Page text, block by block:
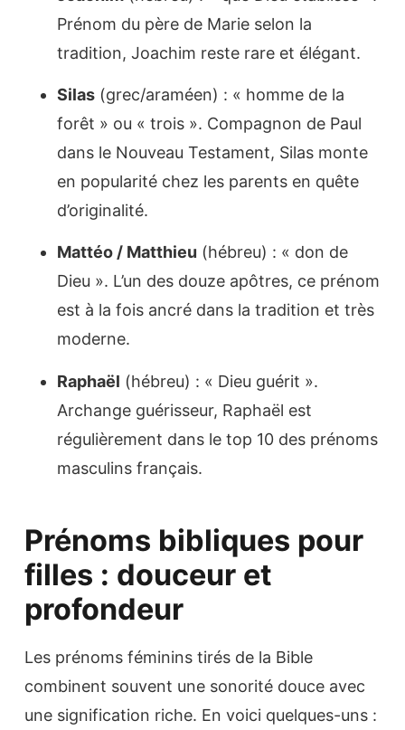
Prénom du père de Marie selon la
tradition, Joachim reste rare et élégant.
Silas (grec/araméen) : « homme de la
forêt » ou « trois ». Compagnon de Paul
dans le Nouveau Testament, Silas monte
en popularité chez les parents en quête
d’originalité.
Mattéo / Matthieu (hébreu) : « don de
Dieu ». L’un des douze apôtres, ce prénom
est à la fois ancré dans la tradition et très
moderne.
Raphaël (hébreu) : « Dieu guérit ».
Archange guérisseur, Raphaël est
régulièrement dans le top 10 des prénoms
masculins français.
Prénoms bibliques pour
filles : douceur et
profondeur
Les prénoms féminins tirés de la Bible
combinent souvent une sonorité douce avec
une signification riche. En voici quelques-uns :